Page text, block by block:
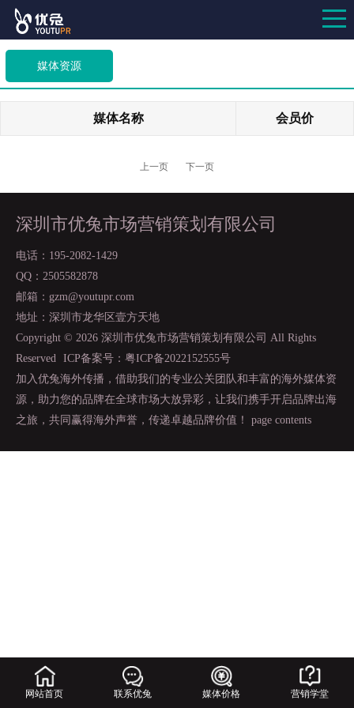
媒体资源
媒体名称 会员价
上一页 下一页
深圳市优兔市场营销策划有限公司
电话：195-2082-1429
QQ：2505582878
邮箱：gzm@youtupr.com
地址：深圳市龙华区壹方天地
Copyright © 2026 深圳市优兔市场营销策划有限公司 All Rights
Reserved
ICP备案号：粤ICP备2022152555号
加入优兔海外传播，借助我们的专业公关团队和丰富的海外媒体资
源，助力您的品牌在全球市场大放异彩，让我们携手开启品牌出海
之旅，共同赢得海外声誉，传递卓越品牌价值！ page contents
网站首页 联系优兔 媒体价格 营销学堂